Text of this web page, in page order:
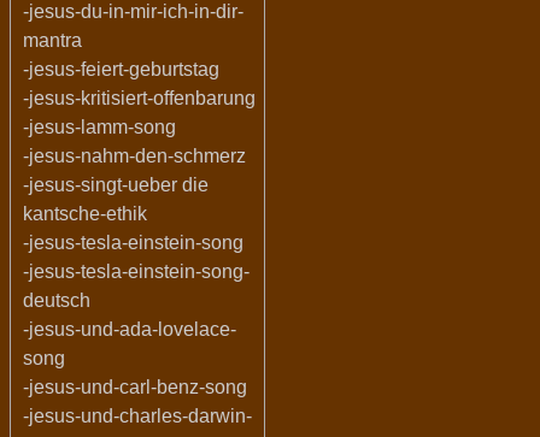
-jesus-du-in-mir-ich-in-dir-
mantra
-jesus-feiert-geburtstag
-jesus-kritisiert-offenbarung
-jesus-lamm-song
-jesus-nahm-den-schmerz
-jesus-singt-ueber die
kantsche-ethik
-jesus-tesla-einstein-song
-jesus-tesla-einstein-song-
deutsch
-jesus-und-ada-lovelace-
song
-jesus-und-carl-benz-song
-jesus-und-charles-darwin-